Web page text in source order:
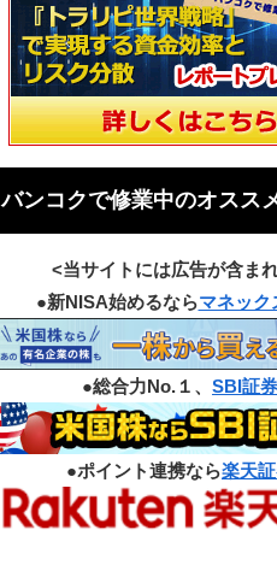
バンコクで修業中のオスス
<当サイトには広告が含ま
●新NISA始めるならマネック
●総合力No.１、 SBI証券
●ポイント連携なら楽天